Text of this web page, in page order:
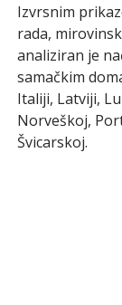
Izvrsnim
rada,
analiziran je
samačkim
Italiji, Latviji,
Norveškoj,
Švicarskoj.